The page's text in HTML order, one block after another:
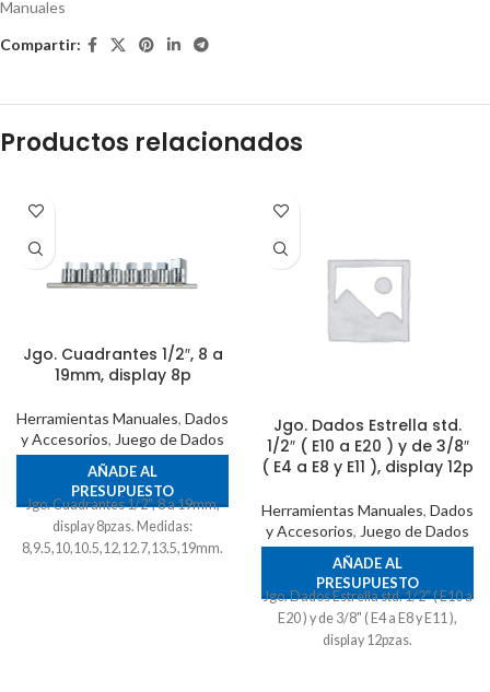
Manuales
Compartir:
Productos relacionados
Jgo. Cuadrantes 1/2″, 8 a
19mm, display 8p
Herramientas Manuales, Dados
y Accesorios, Juego de Dados
AÑADE AL
PRESUPUESTO
Jgo. Cuadrantes 1/2", 8 a 19mm,
display 8pzas. Medidas:
8,9.5,10,10.5,12,12.7,13.5,19mm.
Jgo. Dados Estrella std.
1/2″ ( E10 a E20 ) y de 3/8″
( E4 a E8 y E11 ), display 12p
Herramientas Manuales, Dados
y Accesorios, Juego de Dados
AÑADE AL
PRESUPUESTO
Jgo. Dados Estrella std. 1/2" ( E10 a
E20 ) y de 3/8" ( E4 a E8 y E11 ),
display 12pzas.